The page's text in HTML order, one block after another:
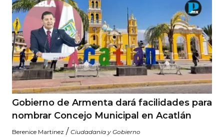
Gobierno de Armenta dará facilidades para
nombrar Concejo Municipal en Acatlán
Berenice Martinez / Ciudadanía y Gobierno